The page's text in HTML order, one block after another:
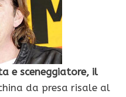
e sceneggiatore, il
da presa risale al